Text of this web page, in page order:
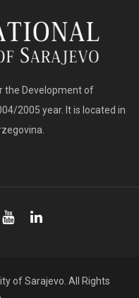
the Development of
2005 year. It is located in
of Sarajevo. All Rights